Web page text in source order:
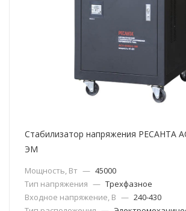
Стабилизатор напряжения РЕСАНТА
ЭМ
Мощность, Вт — 45000
Тип напряжения — Трехфазное
Входное напряжение, В — 240-430